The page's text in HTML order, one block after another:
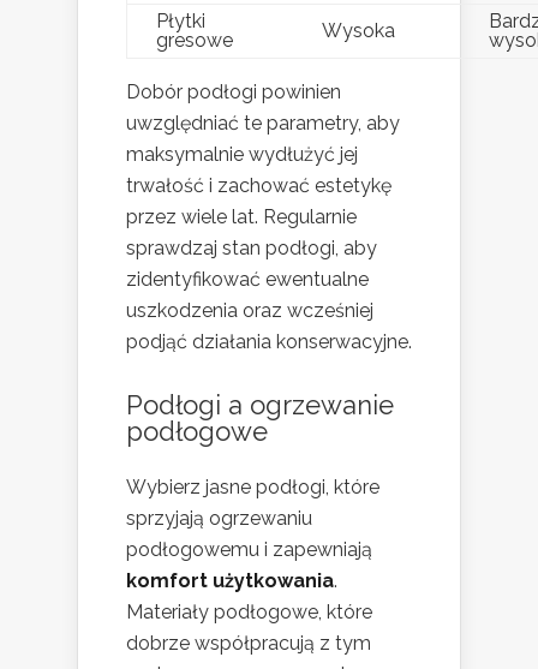
Płytki
gresowe
Wysoka
Dobór podłogi powinien
uwzględniać te parametry, aby
maksymalnie wydłużyć jej
trwałość i zachować estetykę
przez wiele lat. Regularnie
sprawdzaj stan podłogi, aby
zidentyfikować ewentualne
uszkodzenia oraz wcześniej
podjąć działania konserwacyjne.
Podłogi a ogrzewanie
podłogowe
Wybierz jasne podłogi, które
sprzyjają ogrzewaniu
podłogowemu i zapewniają
komfort użytkowania.
Materiały podłogowe, które
dobrze współpracują z tym